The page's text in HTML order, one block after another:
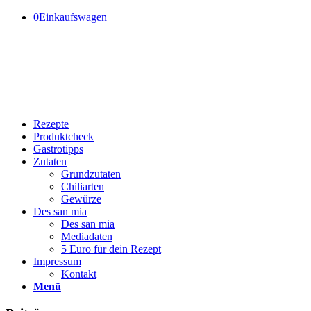
0Einkaufswagen
Rezepte
Produktcheck
Gastrotipps
Zutaten
Grundzutaten
Chiliarten
Gewürze
Des san mia
Des san mia
Mediadaten
5 Euro für dein Rezept
Impressum
Kontakt
Menü